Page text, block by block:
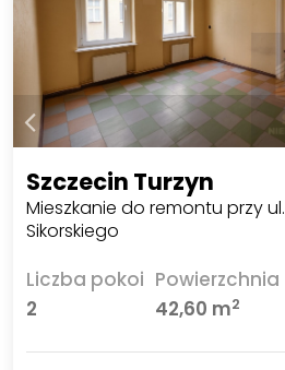
Szczecin Turzyn
Mieszkanie do remontu przy ul.
Sikorskiego
Liczba pokoi
2
Powierzchnia
42,60 m2